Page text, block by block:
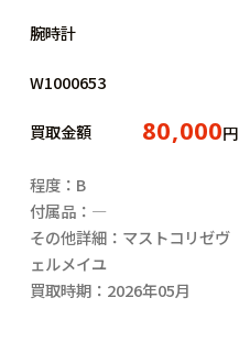
腕時計
W1000653
買取金額 80,000円
程度：B
付属品：―
その他詳細：マストコリゼヴ
ェルメイユ
買取時期：2026年05月